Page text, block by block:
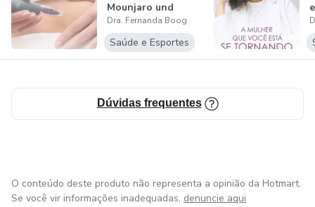
Mounjaro und
Ozempic
Dra. Fernanda Boog
Saúde e Esportes
Dúvidas frequentes
O conteúdo deste produto não representa a opinião da Hotmart.
Se você vir informações inadequadas, denuncie aqui